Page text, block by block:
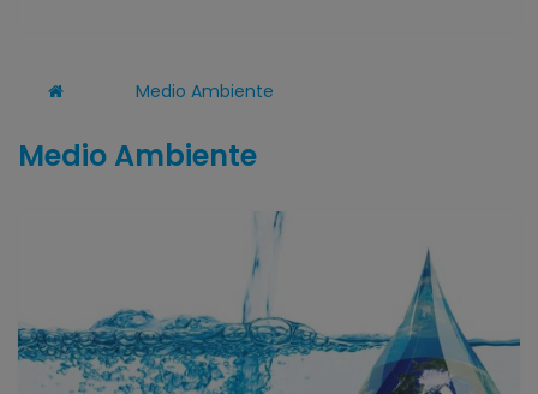
Medio Ambiente
Medio Ambiente